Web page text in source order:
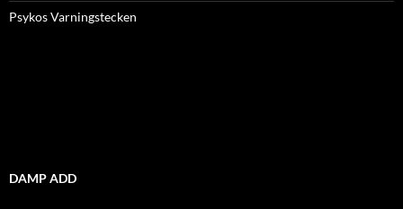
Psykos Varningstecken
DAMP ADD